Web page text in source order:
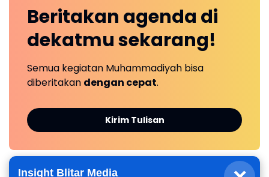
Insight Blitar Media
Beritakan agenda di
dekatmusekarang!
Semua kegiatan Muhammadiyah bisa
diberitakan dengan cepat.
Kirim Tulisan